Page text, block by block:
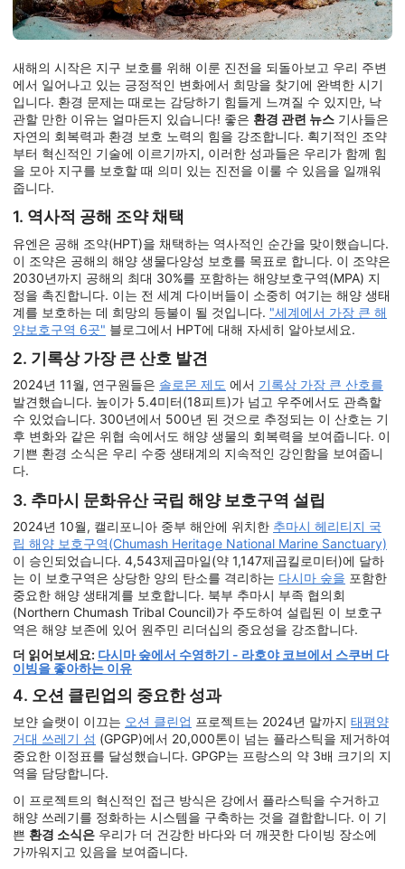
새해의 시작은 지구 보호를 위해 이룬 진전을 되돌아보고 우리 주변
에서 일어나고 있는 긍정적인 변화에서 희망을 찾기에 완벽한 시기
입니다. 환경 문제는 때로는 감당하기 힘들게 느껴질 수 있지만, 낙
관할 만한 이유는 얼마든지 있습니다! 좋은 환경 관련 뉴스 기사들은
자연의 회복력과 환경 보호 노력의 힘을 강조합니다. 획기적인 조약
부터 혁신적인 기술에 이르기까지, 이러한 성과들은 우리가 함께 힘
을 모아 지구를 보호할 때 의미 있는 진전을 이룰 수 있음을 일깨워
줍니다.
1. 역사적 공해 조약 채택
유엔은 공해 조약(HPT)을 채택하는 역사적인 순간을 맞이했습니다.
이 조약은 공해의 해양 생물다양성 보호를 목표로 합니다. 이 조약은
2030년까지 공해의 최대 30%를 포함하는 해양보호구역(MPA) 지
정을 촉진합니다. 이는 전 세계 다이버들이 소중히 여기는 해양 생태
계를 보호하는 데 희망의 등불이 될 것입니다. "세계에서 가장 큰 해
양보호구역 6곳" 블로그에서 HPT에 대해 자세히 알아보세요.
2. 기록상 가장 큰 산호 발견
2024년 11월, 연구원들은 솔로몬 제도 에서 기록상 가장 큰 산호를
발견했습니다. 높이가 5.4미터(18피트)가 넘고 우주에서도 관측할
수 있었습니다. 300년에서 500년 된 것으로 추정되는 이 산호는 기
후 변화와 같은 위협 속에서도 해양 생물의 회복력을 보여줍니다. 이
기쁜 환경 소식은 우리 수중 생태계의 지속적인 강인함을 보여줍니
다.
3. 추마시 문화유산 국립 해양 보호구역 설립
2024년 10월, 캘리포니아 중부 해안에 위치한 추마시 헤리티지 국
립 해양 보호구역(Chumash Heritage National Marine Sanctuary)
이 승인되었습니다. 4,543제곱마일(약 1,147제곱킬로미터)에 달하
는 이 보호구역은 상당한 양의 탄소를 격리하는 다시마 숲을 포함한
중요한 해양 생태계를 보호합니다. 북부 추마시 부족 협의회
(Northern Chumash Tribal Council)가 주도하여 설립된 이 보호구
역은 해양 보존에 있어 원주민 리더십의 중요성을 강조합니다.
더 읽어보세요: 다시마 숲에서 수영하기 - 라호야 코브에서 스쿠버 다
이빙을 좋아하는 이유
4. 오션 클린업의 중요한 성과
보얀 슬랫이 이끄는 오션 클린업 프로젝트는 2024년 말까지 태평양
거대 쓰레기 섬 (GPGP)에서 20,000톤이 넘는 플라스틱을 제거하여
중요한 이정표를 달성했습니다. GPGP는 프랑스의 약 3배 크기의 지
역을 담당합니다.
이 프로젝트의 혁신적인 접근 방식은 강에서 플라스틱을 수거하고
해양 쓰레기를 정화하는 시스템을 구축하는 것을 결합합니다. 이 기
쁜 환경 소식은 우리가 더 건강한 바다와 더 깨끗한 다이빙 장소에
가까워지고 있음을 보여줍니다.